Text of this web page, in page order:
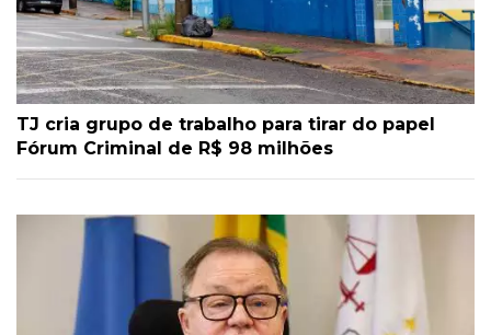
TJ cria grupo de trabalho para tirar do papel
Fórum Criminal de R$ 98 milhões